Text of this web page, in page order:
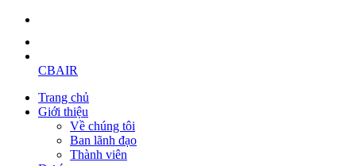
CBAIR
Trang chủ
Giới thiệu
Về chúng tôi
Ban lãnh đạo
Thành viên